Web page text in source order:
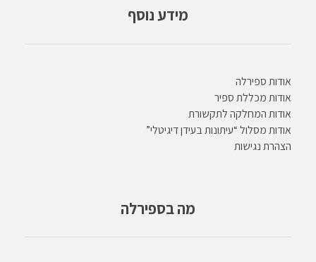
מידע נוסף
אודות ספירלה
אודות מכללת ספיר
אודות המחלקה לתקשורת
אודות מסלול “עיתונות בעידן דיגיטלי”
הצהרת נגישות
מה בספירלה